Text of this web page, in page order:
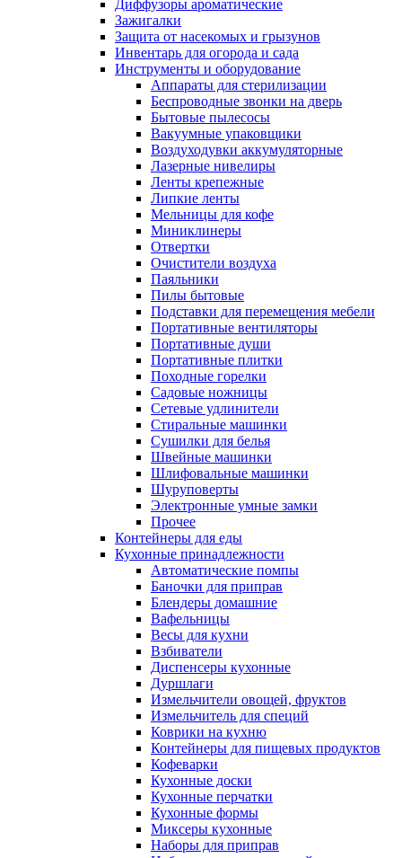
Диффузоры ароматические
Зажигалки
Защита от насекомых и грызунов
Инвентарь для огорода и сада
Инструменты и оборудование
Аппараты для стерилизации
Беспроводные звонки на дверь
Бытовые пылесосы
Вакуумные упаковщики
Воздуходувки аккумуляторные
Лазерные нивелиры
Ленты крепежные
Липкие ленты
Мельницы для кофе
Миниклинеры
Отвертки
Очистители воздуха
Паяльники
Пилы бытовые
Подставки для перемещения мебели
Портативные вентиляторы
Портативные души
Портативные плитки
Походные горелки
Садовые ножницы
Сетевые удлинители
Стиральные машинки
Сушилки для белья
Швейные машинки
Шлифовальные машинки
Шуруповерты
Электронные умные замки
Прочее
Контейнеры для еды
Кухонные принадлежности
Автоматические помпы
Баночки для приправ
Блендеры домашние
Вафельницы
Весы для кухни
Взбиватели
Диспенсеры кухонные
Дуршлаги
Измельчители овощей, фруктов
Измельчитель для специй
Коврики на кухню
Контейнеры для пищевых продуктов
Кофеварки
Кухонные доски
Кухонные перчатки
Кухонные формы
Миксеры кухонные
Наборы для приправ